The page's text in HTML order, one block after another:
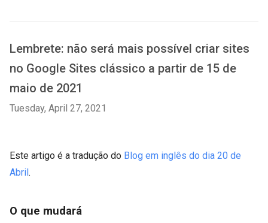
Lembrete: não será mais possível criar sites
no Google Sites clássico a partir de 15 de
maio de 2021
Tuesday, April 27, 2021
Este artigo é a tradução do Blog em inglês do dia 20 de
Abril.
O que mudará